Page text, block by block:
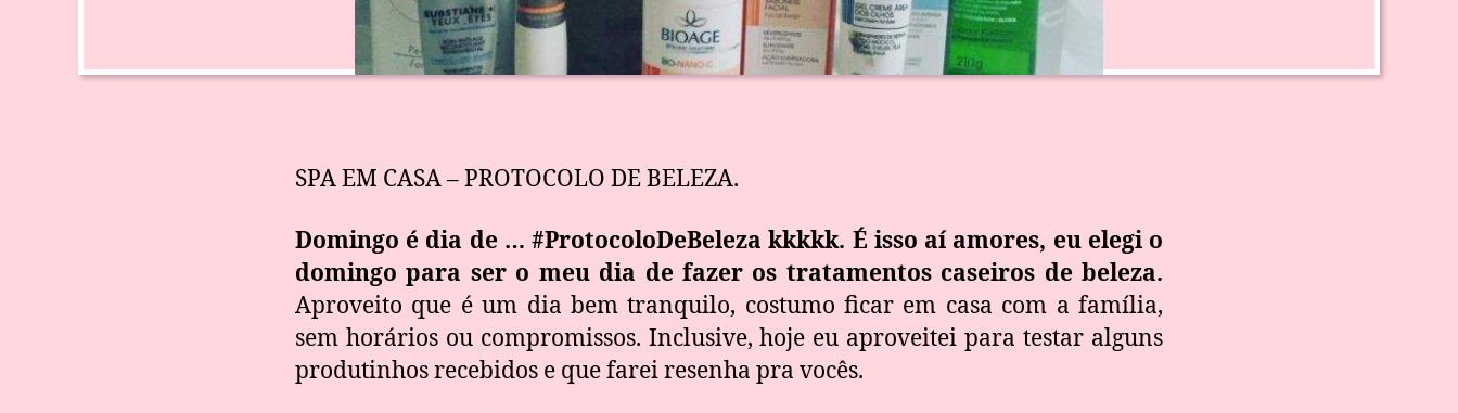
SPA EM CASA – PROTOCOLO DE BELEZA.
Domingo é dia de … #ProtocoloDeBeleza kkkkk. É isso aí amores, eu elegi o
domingo para ser o meu dia de fazer os tratamentos caseiros de beleza.
Aproveito que é um dia bem tranquilo, costumo ficar em casa com a família,
sem horários ou compromissos. Inclusive, hoje eu aproveitei para testar alguns
produtinhos recebidos e que farei resenha pra vocês.